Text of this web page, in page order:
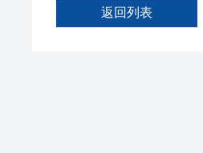
返回列表